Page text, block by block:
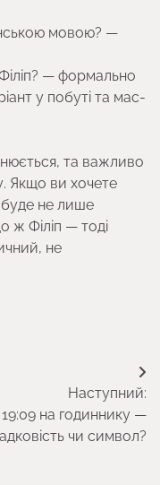
мовою? —
Філіп? — формально
у побуті та мас-
та важливо
Якщо ви хочете
не лише
ж Філіп — тоді
не
Наступний:
19:09 на годиннику —
чи символ?